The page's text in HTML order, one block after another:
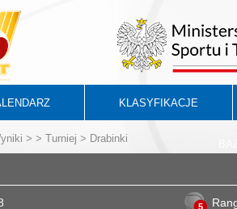
KLASYFIKACJE
> > Turniej > Drabinki
5